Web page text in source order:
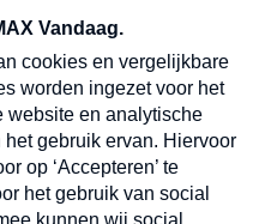
dinsdagochtend in
Verzend